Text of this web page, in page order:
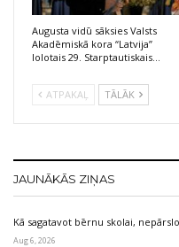
Augusta vidū sāksies Valsts
Akadēmiskā kora “Latvija”
lolotais 29. Starptautiskais…
ATPAKAĻ TĀLĀK
JAUNĀKĀS ZIŅAS
Kā sagatavot bērnu skolai,
Aug 6, 2026